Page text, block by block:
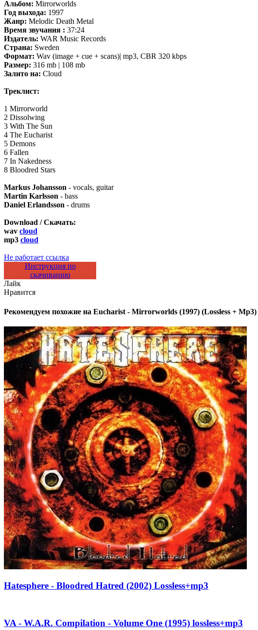
Альбом: Mirrorworlds
Год выхода: 1997
Жанр: Melodic Death Metal
Время звучания : 37:24
Издатель: WAR Music Records
Страна: Sweden
Формат: Wav (image + cue + scans)| mp3, CBR 320 kbps
Размер: 316 mb | 108 mb
Залито на: Cloud
Треклист:
1 Mirrorworld
2 Dissolwing
3 With The Sun
4 The Eucharist
5 Demons
6 Fallen
7 In Nakedness
8 Bloodred Stars
Markus Johansson - vocals, guitar
Martin Karlsson - bass
Daniel Erlandsson - drums
Download / Скачать:
wav cloud
mp3 cloud
Не работает ссылка
Инструкция по
скачиванию
Лайк
Нравится
Рекомендуем похожие на Eucharist - Mirrorworlds (1997) (Lossless + Mp3)
Hatesphere - Bloodred Hatred (2002) Lossless+mp3
VA - W.A.R. Compilation - Volume One (1995) lossless+mp3